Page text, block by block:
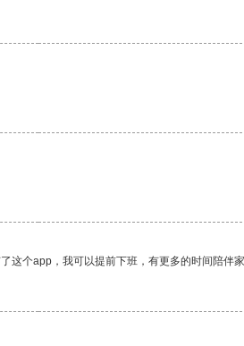
个app，我可以提前下班，有更多的时间陪伴家